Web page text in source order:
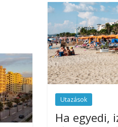
Utazások
Ha egyedi,